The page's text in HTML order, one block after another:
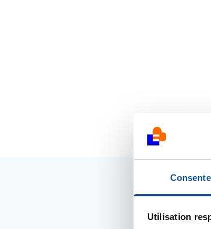
Utilisation